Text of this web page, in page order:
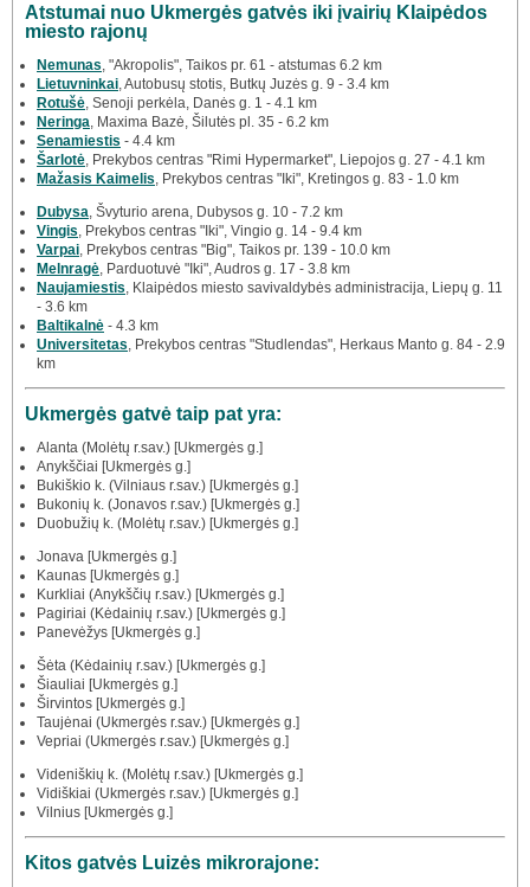
Atstumai nuo Ukmergės gatvės iki įvairių Klaipėdos
miesto rajonų
Nemunas , "Akropolis", Taikos pr. 61 - atstumas 6.2 km
Lietuvninkai , Autobusų stotis, Butkų Juzės g. 9 - 3.4 km
Rotušė , Senoji perkėla, Danės g. 1 - 4.1 km
Neringa , Maxima Bazė, Šilutės pl. 35 - 6.2 km
Senamiestis - 4.4 km
Šarlotė , Prekybos centras "Rimi Hypermarket", Liepojos g. 27 - 4.1 km
Mažasis Kaimelis , Prekybos centras "Iki", Kretingos g. 83 - 1.0 km
Dubysa , Švyturio arena, Dubysos g. 10 - 7.2 km
Vingis , Prekybos centras "Iki", Vingio g. 14 - 9.4 km
Varpai , Prekybos centras "Big", Taikos pr. 139 - 10.0 km
Melnragė , Parduotuvė "Iki", Audros g. 17 - 3.8 km
Naujamiestis , Klaipėdos miesto savivaldybės administracija, Liepų g. 11
- 3.6 km
Baltikalnė - 4.3 km
Universitetas , Prekybos centras "Studlendas", Herkaus Manto g. 84 - 2.9
km
Ukmergės gatvė taip pat yra:
Alanta (Molėtų r.sav.) [Ukmergės g.]
Anykščiai [Ukmergės g.]
Bukiškio k. (Vilniaus r.sav.) [Ukmergės g.]
Bukonių k. (Jonavos r.sav.) [Ukmergės g.]
Duobužių k. (Molėtų r.sav.) [Ukmergės g.]
Jonava [Ukmergės g.]
Kaunas [Ukmergės g.]
Kurkliai (Anykščių r.sav.) [Ukmergės g.]
Pagiriai (Kėdainių r.sav.) [Ukmergės g.]
Panevėžys [Ukmergės g.]
Šėta (Kėdainių r.sav.) [Ukmergės g.]
Šiauliai [Ukmergės g.]
Širvintos [Ukmergės g.]
Taujėnai (Ukmergės r.sav.) [Ukmergės g.]
Vepriai (Ukmergės r.sav.) [Ukmergės g.]
Videniškių k. (Molėtų r.sav.) [Ukmergės g.]
Vidiškiai (Ukmergės r.sav.) [Ukmergės g.]
Vilnius [Ukmergės g.]
Kitos gatvės Luizės mikrorajone: